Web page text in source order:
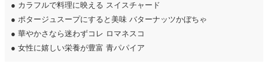
● カラフルで料理に映える スイスチャード
● ポタージュスープにすると美味 バターナッツかぼちゃ
● 華やかさなら迷わずコレ ロマネスコ
● 女性に嬉しい栄養が豊富 青パパイア